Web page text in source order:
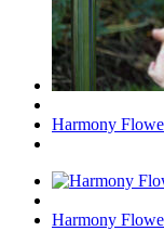
Harmony
Harmony